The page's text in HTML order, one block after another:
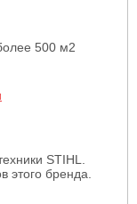
500 м2
STIHL.
этого бренда.